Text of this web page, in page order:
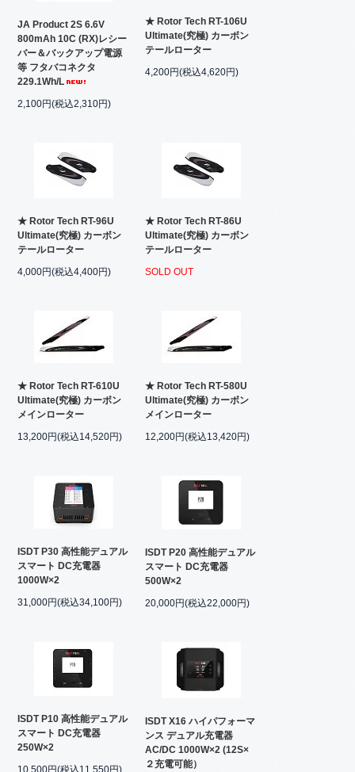
JA Product 2S 6.6V
800mAh 10C (RX)レシー
バー＆バックアップ電源
等 フタバコネクタ
229.1Wh/L
2,100円(税込2,310円)
★ Rotor Tech RT-106U
Ultimate(究極) カーボン
テールローター
4,200円(税込4,620円)
★ Rotor Tech RT-96U
Ultimate(究極) カーボン
テールローター
4,000円(税込4,400円)
★ Rotor Tech RT-86U
Ultimate(究極) カーボン
テールローター
SOLD OUT
★ Rotor Tech RT-610U
Ultimate(究極) カーボン
メインローター
13,200円(税込14,520円)
★ Rotor Tech RT-580U
Ultimate(究極) カーボン
メインローター
12,200円(税込13,420円)
ISDT P30 高性能デュアル
スマート DC充電器
1000W×2
31,000円(税込34,100円)
ISDT P20 高性能デュアル
スマート DC充電器
500W×2
20,000円(税込22,000円)
ISDT P10 高性能デュアル
スマート DC充電器
250W×2
10,500円(税込11,550円)
ISDT X16 ハイパフォーマ
ンス デュアル充電器
AC/DC 1000W×2 (12S×
２充電可能）